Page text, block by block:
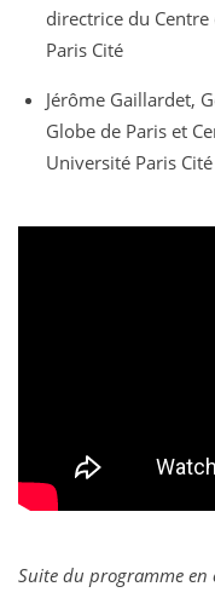
directrice du
Paris Cité
Jérôme Gaillardet,
Globe de Paris et
Université Paris Cité
Suite du programme en